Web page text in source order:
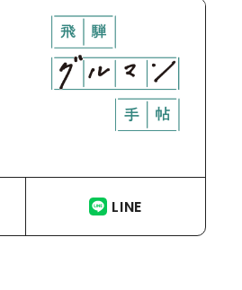
LINE